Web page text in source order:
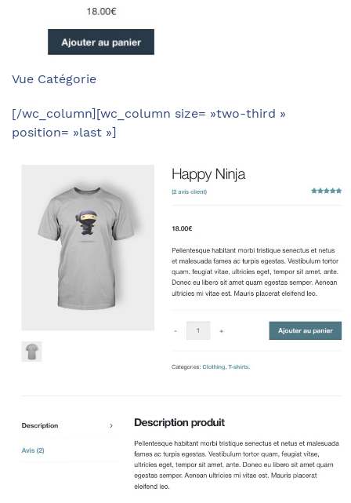
Vue Catégorie
[/wc_column][wc_column size= »two-third »
position= »last »]